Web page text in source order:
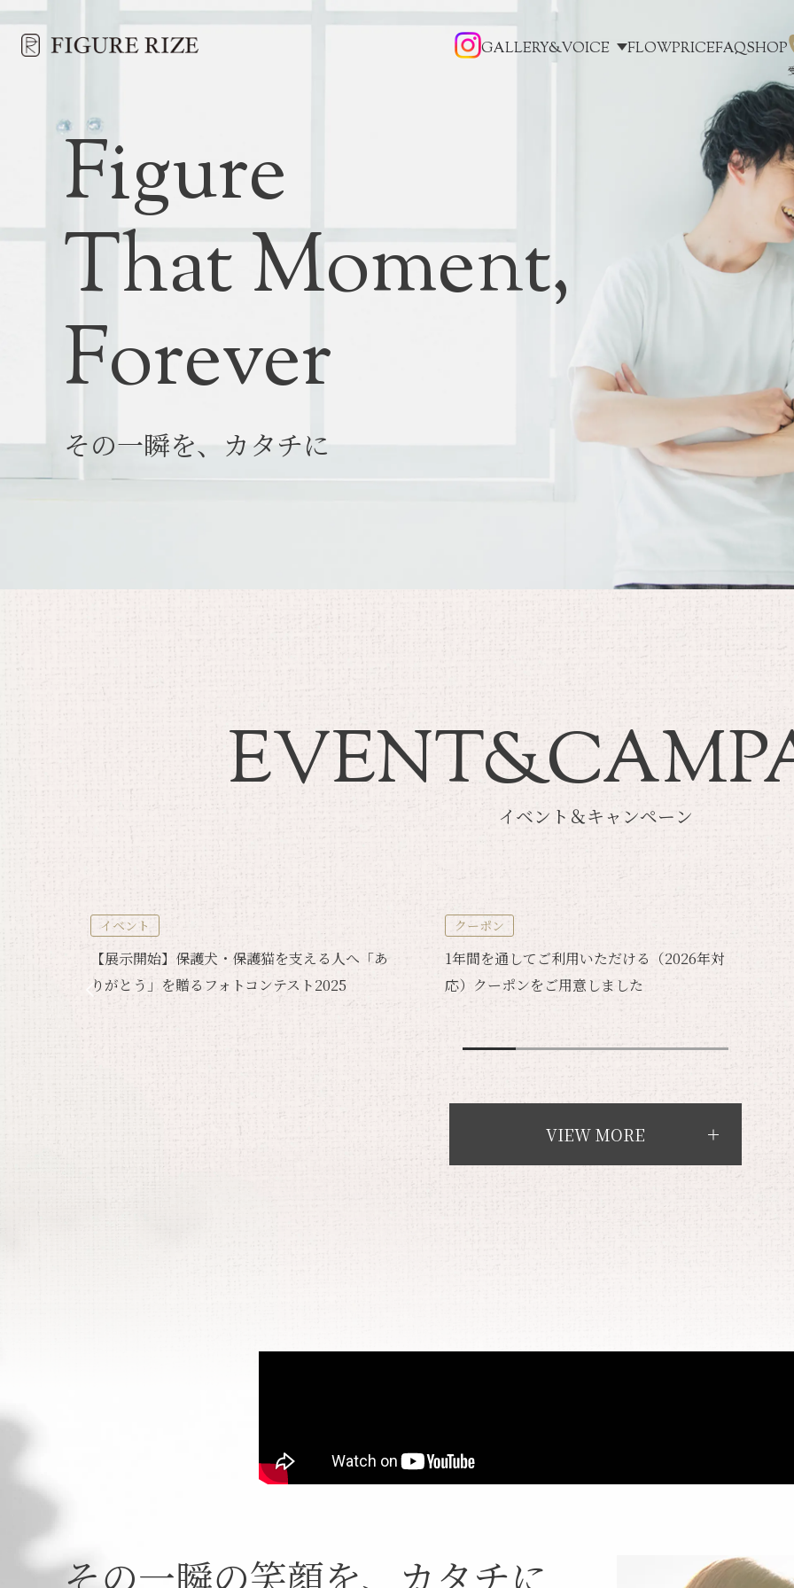
GALLERY&VOICE FLOWPRICEFAQSHOP
Figure
That Moment,
Forever
その一瞬を、カタチに
EVENT&イベント＆キャンペーン
イベント
【展示開始】保護犬・保護猫を支える人へ「あ
りがとう」を贈るフォトコンテスト2025
クーポン
1年間を通してご利用いただける（2026年対
応）クーポンをご用意しました
VIEW MORE
その一瞬の笑顔を、カタチに